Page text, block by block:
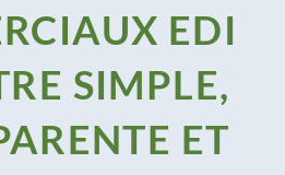
EDI
SIMPLE,
ET